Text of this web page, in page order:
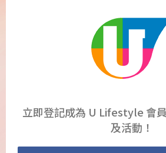
立即登記成為 U Lifestyle 會
及活動！